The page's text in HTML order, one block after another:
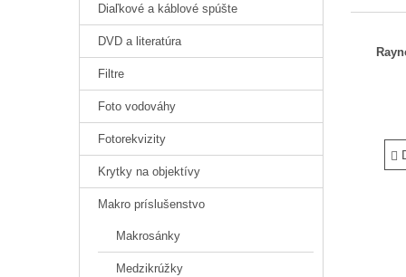
Diaľkové a káblové spúšte
DVD a literatúra
Filtre
Foto vodováhy
Fotorekvizity
Krytky na objektívy
Makro príslušenstvo
Makrosánky
Medzikrúžky